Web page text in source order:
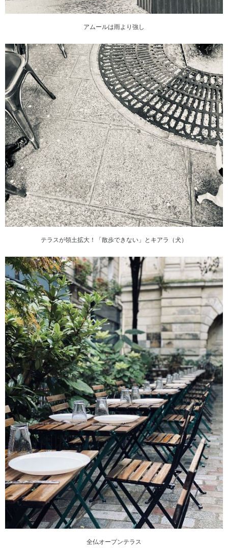
アムールは雨より強し
テラスが領土拡大！「散歩できない」とキアラ（犬）
全仏オープンテラス